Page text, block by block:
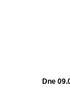
Dne